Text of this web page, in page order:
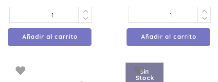
Añadir al carrito Añadir al carrito
Sin
Stock